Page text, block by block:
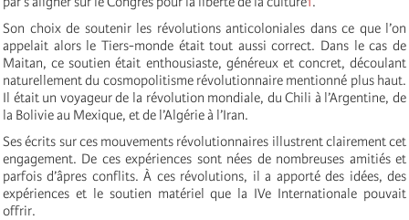
Son choix de soutenir les révolutions anticoloniales dans ce que l’on
appelait alors le Tiers-monde était tout aussi correct. Dans le cas de
Maitan, ce soutien était enthousiaste, généreux et concret, découlant
naturellement du cosmopolitisme révolutionnaire mentionné plus haut.
Il était un voyageur de la révolution mondiale, du Chili à l’Argentine, de
la Bolivie au Mexique, et de l’Algérie à l’Iran.
Ses écrits sur ces mouvements révolutionnaires illustrent clairement cet
engagement. De ces expériences sont nées de nombreuses amitiés et
parfois d’âpres conflits. À ces révolutions, il a apporté des idées, des
expériences et le soutien matériel que la IVe Internationale pouvait
offrir.